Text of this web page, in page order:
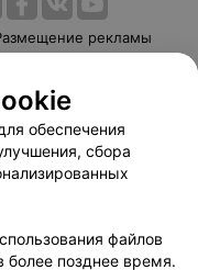
рекламы
Способы оплаты
103.by
данных
обеспечения
сбора
файлов
более позднее время.